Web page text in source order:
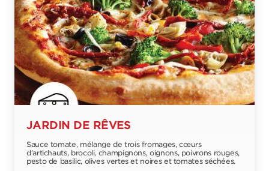
JARDIN DE RÊVES
Sauce tomate, mélange de trois fromages, cœurs
d’artichauts, brocoli, champignons, oignons, poivrons rouges,
pesto de basilic, olives vertes et noires et tomates séchées.